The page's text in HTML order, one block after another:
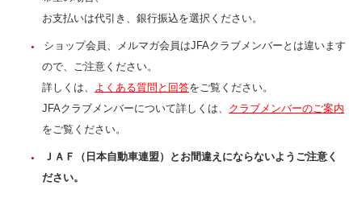
お支払いは代引き、銀行振込を選択ください。
ショップ会員、メルマガ会員はJFAクラブメンバーとは違います
ので、ご注意ください。
詳しくは、
よくある質問と回答をご覧ください。
JFAクラブメンバーについて詳しくは、 クラブメンバーのご案内
をご覧ください。
ＪＡＦ（日本自動車連盟）とお間違えにならないようご注意く
ださい。